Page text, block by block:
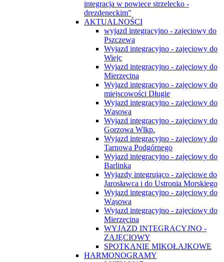
integracja w powiece strzelecko -
drezdeneckim"
AKTUALNOŚCI
wyjazd integracyjno - zajęciowy do
Pszczewa
Wyjazd integracyjno - zajęciowy do
Wiejc
Wyjazd integracyjno - zajęciowy do
Mierzęcina
Wyjazd integracyjno - zajęciowy do
miejscowości Długie
Wyjazd integracyjno - zajęciowy do
Wąsowa
Wyjazd integracyjno - zajęciowy do
Gorzowa Wlkp.
Wyjazd integracyjno - zajęciowy do
Tarnowa Podgórnego
Wyjazd integracyjno - zajęciowy do
Barlinka
Wyjazdy integrująco - zajęciowe do
Jarosławca i do Ustronia Morskiego
Wyjazd integracyjno - zajęciowy do
Wąsowa
Wyjazd integracyjno - zajęciowy do
Mierzęcina
WYJAZD INTEGRACYJNO -
ZAJĘCIOWY
SPOTKANIE MIKOŁAJKOWE
HARMONOGRAMY